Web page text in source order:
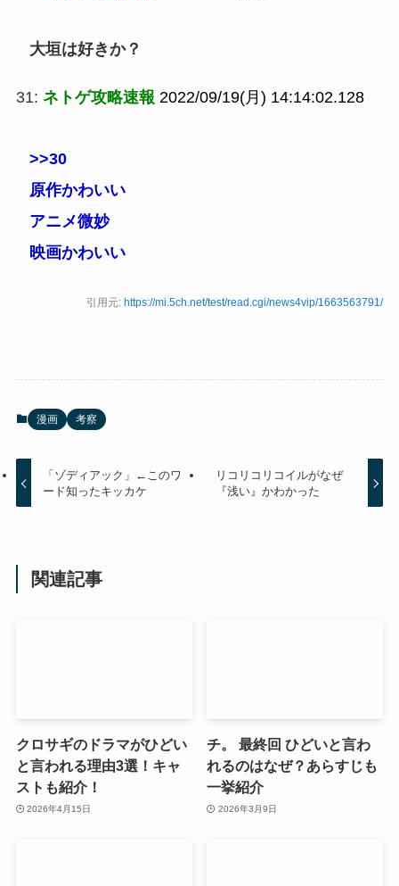
大垣は好きか？
31: ネトゲ攻略速報 2022/09/19(月) 14:14:02.128
>>30
原作かわいい
アニメ微妙
映画かわいい
引用元: https://mi.5ch.net/test/read.cgi/news4vip/1663563791/
漫画 考察
「ゾディアック」←このワ
ード知ったキッカケ
リコリコリコイルがなぜ
『浅い』かわかった
関連記事
クロサギのドラマがひどい
と言われる理由3選！キャ
ストも紹介！
2026年4月15日
チ。 最終回 ひどいと言わ
れるのはなぜ？あらすじも
一挙紹介
2026年3月9日